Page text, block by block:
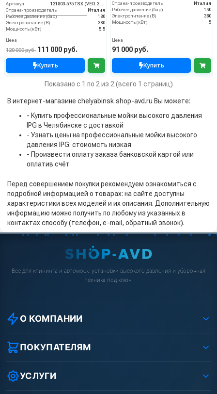
Артикул
Страна-производитель
Италия
Рабочее давление (бар)
180
Электропитание (В)
380
Мощность (кВт)
5.5
Цена
120 000 руб. 111 000 руб.
Купить
Страна-производитель
Италия
Рабочее давление (бар)
190
Электропитание (В)
380
Мощность (кВт)
5
Цена
91 000 руб.
Купить
Показано с 1 по 2 из 2 (всего 1 страниц)
В интернет-магазине chelyabinsk.shop-avd.ru Вы можете:
- Купить профессиональные мойки высокого давления
IPG в Челябинске с доставкой
- Узнать цены на профессиональные мойки высокого
давления IPG: стоиомсть низкая
- Произвести оплату заказа банковской картой или
оплатив счёт
Перед совершением покупки рекомендуем ознакомиться с
подробной информацией о товарах: на сайте доступны
характеристики всех моделей и их описания. Дополнительную
информацию можно получить по любому из указанных в
контактах способу (телефон, e-mail, обратный звонок).
Всё для клининга и автомоек: установки высокого давления и уборочная
техника под ключ.
О КОМПАНИИ
О компании
Реквизиты ООО «Шоп АВД»
Защита данных клиента
Условия соглашения
Вакансии
ПОКУПАТЕЛЯМ
Как заказать?
Оплата
Доставка
УСЛУГИ
Ремонт АВД